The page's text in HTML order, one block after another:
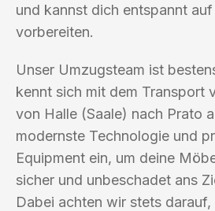
und kannst dich entspannt
vorbereiten.
Unser Umzugsteam ist
kennt sich mit dem Transport
von Halle (Saale) nach Prato
modernste Technologie und
Equipment ein, um deine
sicher und unbeschadet ans
Dabei achten wir stets